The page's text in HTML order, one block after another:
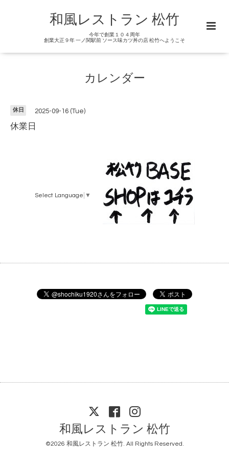
和風レストラン 松竹
今年で創業１０４周年
創業大正９年 一ノ関駅前 ソース味カツ丼の店 松竹へようこそ
カレンダー
休日 2025-09-16 (Tue)
休業日
Select Language ▼
和風レストラン 松竹
©2026 和風レストラン 松竹. All Rights Reserved.